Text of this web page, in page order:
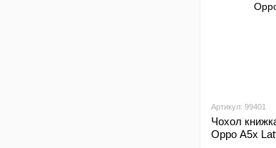
Артикул: 99401
Чохол
Oppo A5x